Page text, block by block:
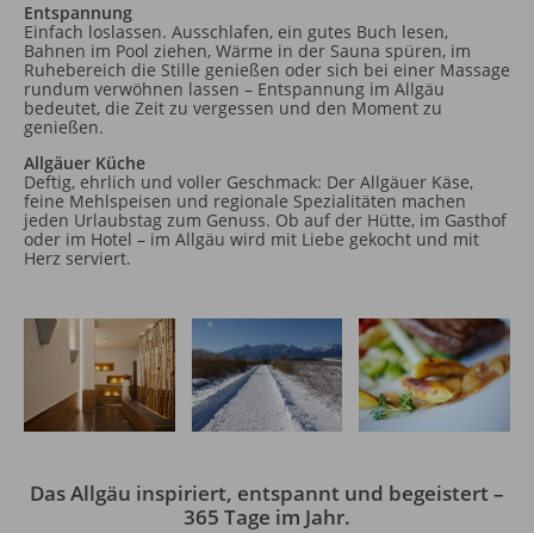
Entspannung
Einfach loslassen. Ausschlafen, ein gutes Buch lesen,
Bahnen im Pool ziehen, Wärme in der Sauna spüren, im
Ruhebereich die Stille genießen oder sich bei einer Massage
rundum verwöhnen lassen – Entspannung im Allgäu
bedeutet, die Zeit zu vergessen und den Moment zu
genießen.
Allgäuer Küche
Deftig, ehrlich und voller Geschmack: Der Allgäuer Käse,
feine Mehlspeisen und regionale Spezialitäten machen
jeden Urlaubstag zum Genuss. Ob auf der Hütte, im Gasthof
oder im Hotel – im Allgäu wird mit Liebe gekocht und mit
Herz serviert.
Das Allgäu inspiriert, entspannt und begeistert –
365 Tage im Jahr.